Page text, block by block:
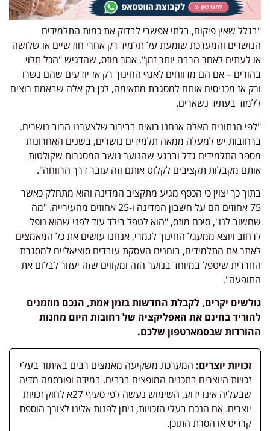
שאין פיקוח, בלתי אפשרי לבדוק את כמות התלמידים
והמערכת שומעת על תלמיד רק אחרי חודשיים או שלושה
לעתים לאחר הרבה יותר זמן", אמר מוזס, שהדגיש "הכל תלוי
– אם הם מדווחים לאגף החינוך רק אז יודעים שהם נשרו
אז מכניסים אותם למסגרת מתאימה, לכן רק אלה שבאמת רוצים
בעתיד נשארים.
הנתונים האלה אנחנו רואים בבירור שלצערנו הרוב נושרים.
יש למעלה ממאה תלמידים נושרים, בשנים האחרונות
התלמידים גדל וברגע שהנוער נושר המסגרות שקולטות
מקבלות תקציבים לקלוט אותם וזה עובר דרך הרווחה".
כך יצוין כי הכסף מגיע מתקציב המדינה והוא מתחלק כאשר
75 אחוזים הם על חשבון המדינה ו-25 אחוזים מהעירייה. "מה
לנו", סיכם מוזס, "הוא לטפל בילד עוד לפני שהוא נופל
ויוצא ממעגל החינוך לגמרי, אנחנו עושים את כל המאמצים
את התלמידים, בוחנים העסקת עובדים סוציאליים למסגרת
שיטפל במיוחד בנוער הזה ומקווים שזה יעזור לבלום את
יקרים, לקבלת החדשות בזמן אמת, הנכם מוזמנים
בחינם את האפליקציה של רחובות היום מחנות
שבסמארטפון שלכם.
זכויות יוצרים:המערכת משקיעה מאמצים רבים באיתור בעלי
זכויות היוצרים בתכנים המופצים ברבים. במידה ופורסמה מדיה
שבעליה אינו ידוע, השימוש נעשה לפי סעיף 27א לחוק זכויות
יוצרים. אם הנכם בעלי הזכויות, ניתן לפנות אלינו לצורך הוספת
קרדיט או הסרת התוכן.